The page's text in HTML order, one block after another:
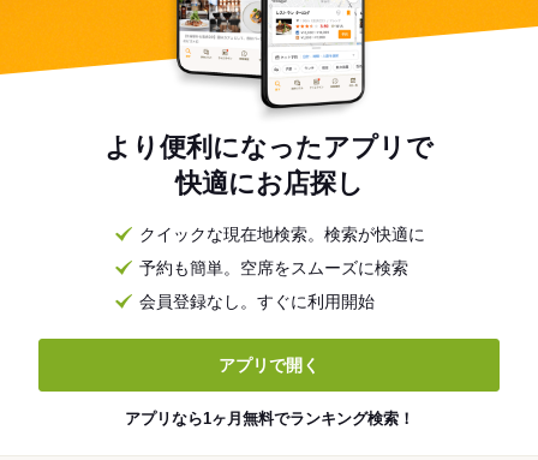
より便利になったアプリで
快適にお店探し
クイックな現在地検索。検索が快適に
予約も簡単。空席をスムーズに検索
会員登録なし。すぐに利用開始
アプリで開く
アプリなら1ヶ月無料でランキング検索！